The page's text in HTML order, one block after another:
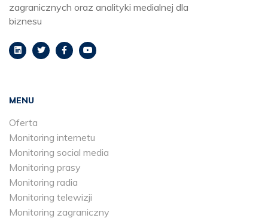
zagranicznych oraz analityki medialnej dla
biznesu
MENU
Oferta
Monitoring internetu
Monitoring social media
Monitoring prasy
Monitoring radia
Monitoring telewizji
Monitoring zagraniczny